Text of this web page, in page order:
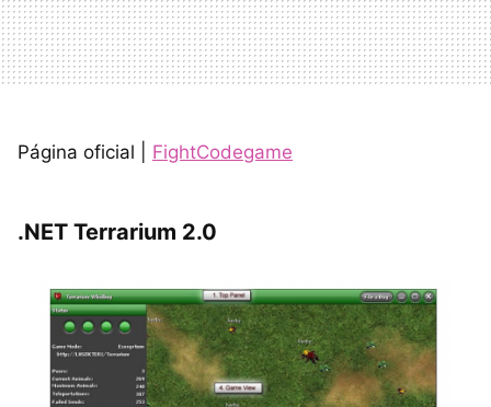
Página oficial | FightCodegame
.NET Terrarium 2.0